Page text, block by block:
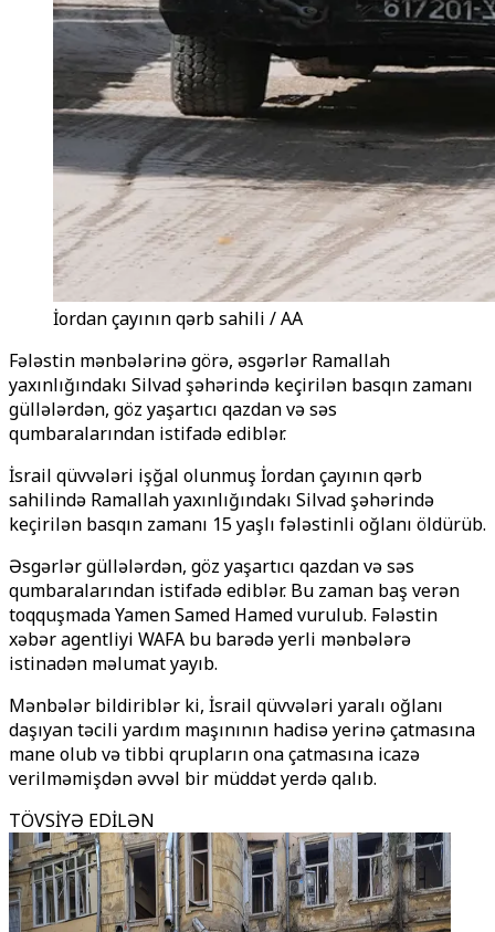
İordan çayının qərb sahili / AA
Fələstin mənbələrinə görə, əsgərlər Ramallah
yaxınlığındakı Silvad şəhərində keçirilən basqın zamanı
güllələrdən, göz yaşartıcı qazdan və səs
qumbaralarından istifadə ediblər.
İsrail qüvvələri işğal olunmuş İordan çayının qərb
sahilində Ramallah yaxınlığındakı Silvad şəhərində
keçirilən basqın zamanı 15 yaşlı fələstinli oğlanı öldürüb.
Əsgərlər güllələrdən, göz yaşartıcı qazdan və səs
qumbaralarından istifadə ediblər. Bu zaman baş verən
toqquşmada Yamen Samed Hamed vurulub. Fələstin
xəbər agentliyi WAFA bu barədə yerli mənbələrə
istinadən məlumat yayıb.
Mənbələr bildiriblər ki, İsrail qüvvələri yaralı oğlanı
daşıyan təcili yardım maşınının hadisə yerinə çatmasına
mane olub və tibbi qrupların ona çatmasına icazə
verilməmişdən əvvəl bir müddət yerdə qalıb.
TÖVSİYƏ EDİLƏN